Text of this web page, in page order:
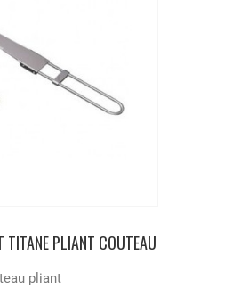
PLIANT COUTEAU
pliant